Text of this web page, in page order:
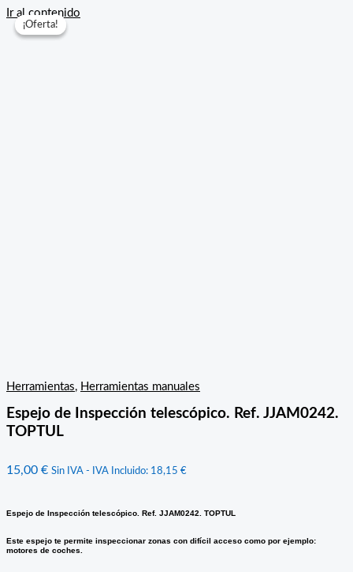
Ir al contenido
Herramientas, Herramientas manuales
Espejo de Inspección telescópico. Ref. JJAM0242.
TOPTUL
15,00 € Sin IVA - IVA Incluido: 18,15 €
Espejo de Inspección telescópico. Ref. JJAM0242. TOPTUL
Este espejo te permite inspeccionar zonas con difícil acceso como por ejemplo:
motores de coches.
¡Oferta!
¡Oferta!